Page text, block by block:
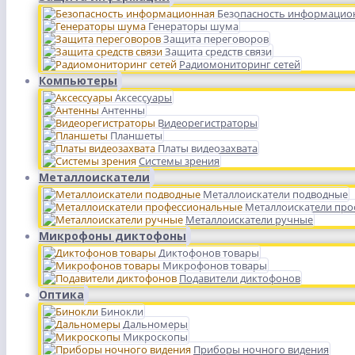
Безопасность
Генераторы шума
Защита переговоров
Защита средств связи
Радиомониторинг сетей
Компьютеры
Аксессуары
Антенны
Видеорегистраторы
Планшеты
Платы видеозахвата
Системы зрения
Металлоискатели
Металлоискатели подводные
Металлоискатели
Металлоискатели ручные
Микрофоны диктофоны
Диктофонов товары
Микрофонов товары
Подавители диктофонов
Оптика
Бинокли
Дальномеры
Микроскопы
Приборы ночного видения